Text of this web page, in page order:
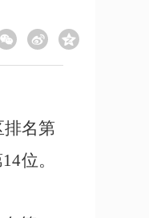
名第
14位。